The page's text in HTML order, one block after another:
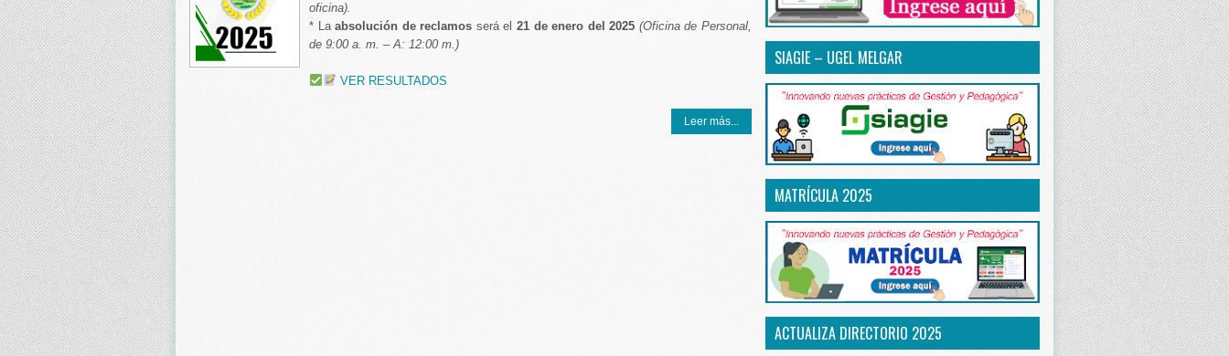
oficina).
* Laabsolución de reclamos será el21 de enero del 2025 (Oficina de Personal,
de 9:00 a. m. – A: 12:00 m.)
VER RESULTADOS
Leer más...
SIAGIE – UGEL MELGAR
MATRÍCULA 2025
ACTUALIZA DIRECTORIO 2025